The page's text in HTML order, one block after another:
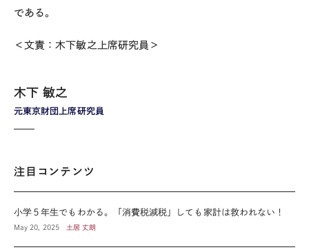
である。
＜文責：木下敏之上席研究員＞
元東京財団上席研究員
木下 敏之
注目コンテンツ
小学５年生でもわかる。「消費税減税」しても家計は救われない！
May 20, 2025 土居 丈朗